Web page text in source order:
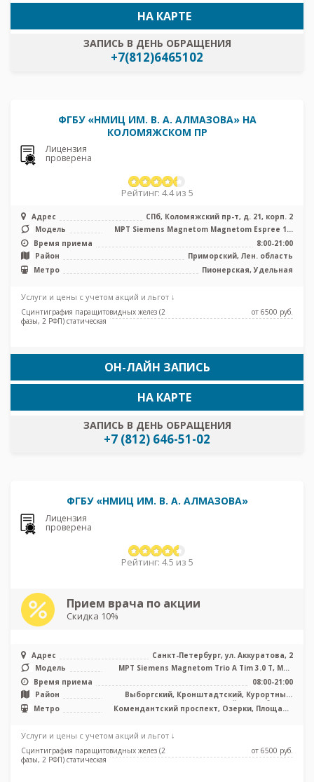
ЗАПИСЬ В ДЕНЬ ОБРАЩЕНИЯ
+7(812)6465102
НА КАРТЕ
ФГБУ «НМИЦ ИМ. В. А. АЛМАЗОВА» НА
КОЛОМЯЖСКОМ ПР
Лицензия
проверена
Рейтинг: 4.4 из 5
Адрес
СПб, Коломяжский пр-т, д. 21, корп. 2
Модель
МРТ Siemens Magnetom Magnetom Espree 1.5
Тесла, КТ Philips Ingenuity E ...
Время приема
8:00-21:00
Район
Приморский, Лен. область
Метро
Пионерская, Удельная
Услуги и цены с учетом акций и льгот ↓
Сцинтиграфия паращитовидных желез (2
фазы, 2 РФП) статическая
от 6500 pуб.
ОН-ЛАЙН ЗАПИСЬ
ЗАПИСЬ В ДЕНЬ ОБРАЩЕНИЯ
+7 (812) 646-51-02
НА КАРТЕ
ФГБУ «НМИЦ ИМ. В. А. АЛМАЗОВА»
Лицензия
проверена
Рейтинг: 4.5 из 5
Прием врача по акции
Скидка 10%
Адрес
Санкт-Петербург, ул. Аккуратова, 2
Модель
МРТ Siemens Magnetom Trio A Tim 3.0 Т, МРТ
Время приема
08:00-21:00
Район
Выборгский, Кронштадтский, Курортный,
Приморский, Лен. область
Метро
Комендантский проспект, Озерки, Площадь
Услуги и цены с учетом акций и льгот ↓
Сцинтиграфия паращитовидных желез (2
фазы, 2 РФП) статическая
от 6500 pуб.